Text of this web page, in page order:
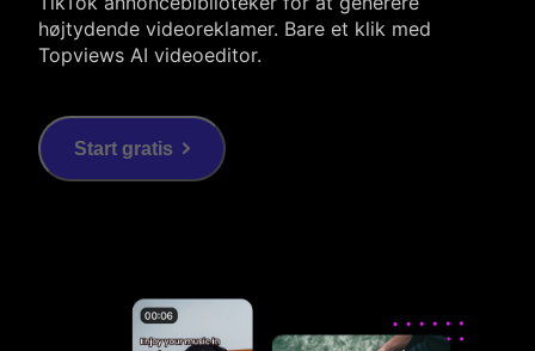
højtydende videoreklamer. Bare et klik med
Topviews AI videoeditor.
Start gratis